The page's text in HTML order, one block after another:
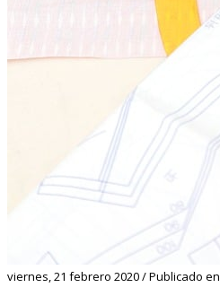
viernes, 21 febrero 2020/Publicado en